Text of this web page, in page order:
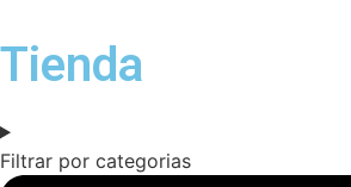
Tienda
Filtrar por categorias